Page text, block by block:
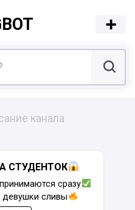
канала
СТУДЕНТОК
сразу
сливы